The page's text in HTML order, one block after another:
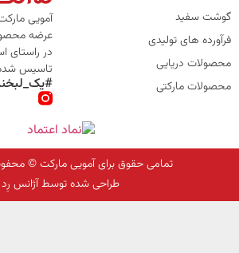
گوشت سفید
فرآورده های تولیدی
محصولات دریایی
محصولات مارکتی
عرضه
در راستای
تاسیس
تمامی حقوق برای آمویی مارکت ©
طراحی شده توسط آژانس رِد